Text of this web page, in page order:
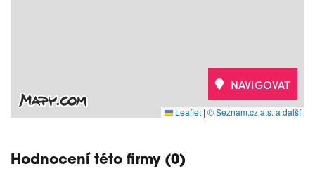
Leaflet | © Seznam.cz a.s. a další
NAVIGOVAT
Hodnocení této firmy (0)